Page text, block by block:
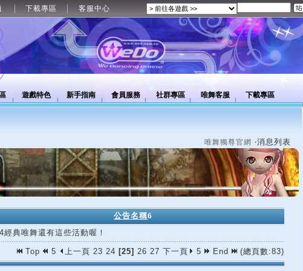
下載專區 客服中心
遊戲特色 新手指南 會員服務 社群專區 唯舞客服 下載專區
唯舞獨尊官網 ‧消息列表
公告名稱6
經典唯舞還有這些活動喔！
Top 5 上一頁 23 24 [25] 26 27 下一頁 5 End (總頁數:83)